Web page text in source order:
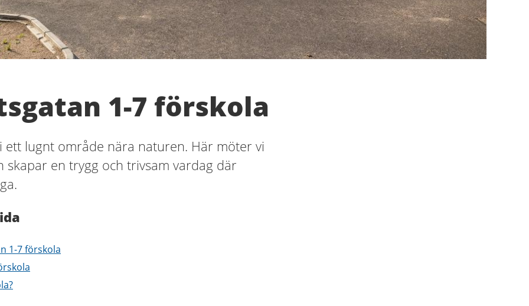
1-7 förskola
ett lugnt område nära naturen. Här möter vi
skapar en trygg och trivsam vardag där
1-7 förskola